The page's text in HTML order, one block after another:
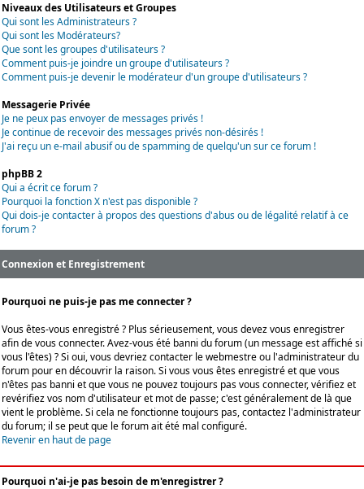
Niveaux des Utilisateurs et Groupes
Qui sont les Administrateurs ?
Qui sont les Modérateurs?
Que sont les groupes d'utilisateurs ?
Comment puis-je joindre un groupe d'utilisateurs ?
Comment puis-je devenir le modérateur d'un groupe d'utilisateurs ?
Messagerie Privée
Je ne peux pas envoyer de messages privés !
Je continue de recevoir des messages privés non-désirés !
J'ai reçu un e-mail abusif ou de spamming de quelqu'un sur ce forum !
phpBB 2
Qui a écrit ce forum ?
Pourquoi la fonction X n'est pas disponible ?
Qui dois-je contacter à propos des questions d'abus ou de légalité relatif à ce
forum ?
Connexion et Enregistrement
Pourquoi ne puis-je pas me connecter ?
Vous êtes-vous enregistré ? Plus sérieusement, vous devez vous enregistrer
afin de vous connecter. Avez-vous été banni du forum (un message est affiché si
vous l'êtes) ? Si oui, vous devriez contacter le webmestre ou l'administrateur du
forum pour en découvrir la raison. Si vous vous êtes enregistré et que vous
n'êtes pas banni et que vous ne pouvez toujours pas vous connecter, vérifiez et
revérifiez vos nom d'utilisateur et mot de passe; c'est généralement de là que
vient le problème. Si cela ne fonctionne toujours pas, contactez l'administrateur
du forum; il se peut que le forum ait été mal configuré.
Revenir en haut de page
Pourquoi n'ai-je pas besoin de m'enregistrer ?